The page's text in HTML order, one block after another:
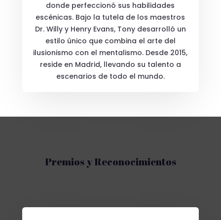
donde perfeccionó sus habilidades
escénicas. Bajo la tutela de los maestros
Dr. Willy y Henry Evans, Tony desarrolló un
estilo único que combina el arte del
ilusionismo con el mentalismo. Desde 2015,
reside en Madrid, llevando su talento a
escenarios de todo el mundo.
Premios y Reconocimientos